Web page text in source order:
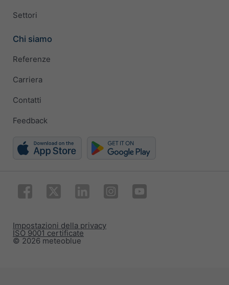
Settori
Chi siamo
Referenze
Carriera
Contatti
Feedback
© 2026 meteoblue
ISO 9001 certificate
Impostazioni della privacy